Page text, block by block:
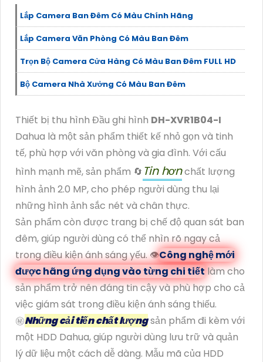
Lắp Camera Ban Đêm Có Màu Chính Hãng
Lắp Camera Văn Phòng Có Màu Ban Đêm
Trọn Bộ Camera Cửa Hàng Có Màu Ban Đêm FULL HD
Bộ Camera Nhà Xưởng Có Màu Ban Đêm
Thiết bị thu hình Đầu ghi hình DH-XVR1B04-I
Dahua là một sản phẩm thiết kế nhỏ gọn và tinh
tế, phù hợp với văn phòng và gia đình. Với cấu
hình mạnh mẽ, sản phẩm 🔄 Tin hơnchất lượng
hình ảnh 2.0 MP, cho phép người dùng thu lại
những hình ảnh sắc nét và chân thực.
Sản phẩm còn được trang bị chế độ quan sát ban
đêm, giúp người dùng có thể nhìn rõ ngay cả
trong điều kiện ánh sáng yếu. 👁Công nghệ mới
được hãng ứng dụng vào từng chi tiếtlàm cho
sản phẩm trở nên đáng tin cậy và phù hợp cho cả
việc giám sát trong điều kiện ánh sáng thiếu.
㊙️Những cải tiến chất lượngsản phẩm đi kèm với
một HDD Dahua, giúp người dùng lưu trữ và quản
lý dữ liệu một cách dễ dàng. Mẫu mã của HDD